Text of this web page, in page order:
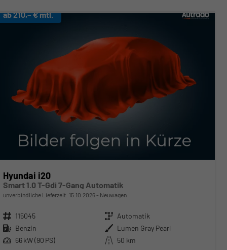
ab 210,– € mtl.
Hyundai i20
Smart 1.0 T-Gdi 7-Gang Automatik
unverbindliche Lieferzeit: 15.10.2026 Neuwagen
Fahrzeugnr. 115045 Getriebe Automatik
Kraftstoff Benzin Außenfarbe Lumen Gray Pearl
Leistung 66 kW (90 PS) Kilometerstand 50 km